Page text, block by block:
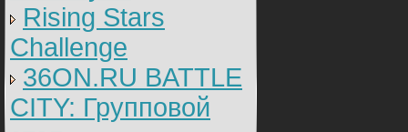
Rising Stars
Challenge
36ON.RU BATTLE
CITY: Групповой